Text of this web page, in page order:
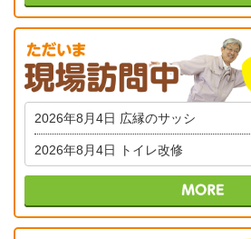
2026年8月4日 広縁のサッシ
2026年8月4日 トイレ改修